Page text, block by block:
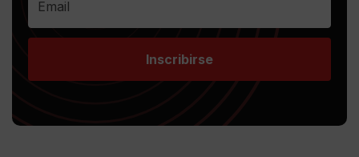
Inscribirse